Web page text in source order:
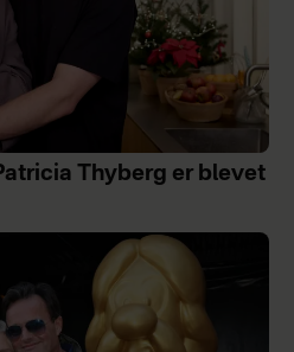
Thyberg er blevet